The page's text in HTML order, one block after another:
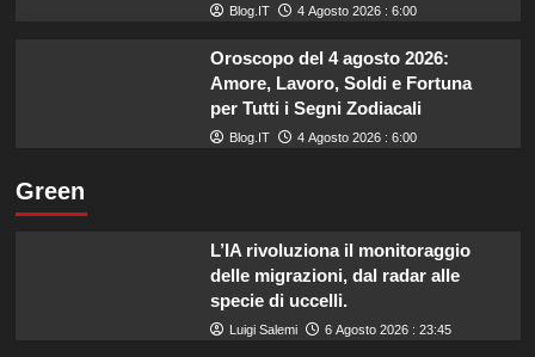
Blog.IT 4 Agosto 2026 : 6:00
Oroscopo del 4 agosto 2026:
Amore, Lavoro, Soldi e Fortuna
per Tutti i Segni Zodiacali
Blog.IT 4 Agosto 2026 : 6:00
Green
L’IA rivoluziona il monitoraggio
delle migrazioni, dal radar alle
specie di uccelli.
Luigi Salemi 6 Agosto 2026 : 23:45